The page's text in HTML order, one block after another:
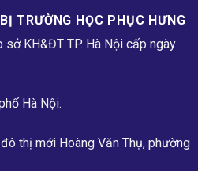
TRƯỜNG HỌC PHỤC H­ƯNG
KH&ĐT TP. Hà Nội cấp ngày
Hà Nội.
thị mới Hoàng Văn Thụ, phường